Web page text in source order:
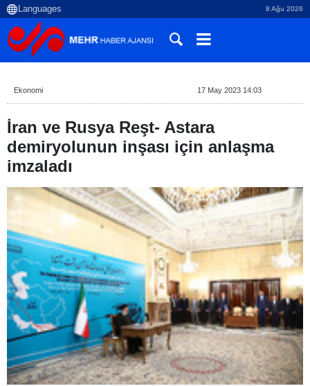
8 Ağu 2026
Ekonomi 17 May 2023 14:03
İran ve Rusya Reşt- Astara
demiryolunun inşası için anlaşma
imzaladı